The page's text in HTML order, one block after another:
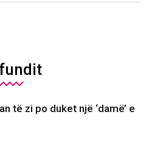
të zi po duket një ‘damë’ e